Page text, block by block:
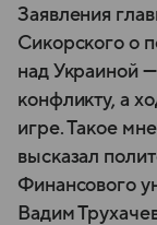
Заявления
Сикорского о
над Украиной
конфликту, а
игре. Такое
высказал
Финансового
Вадим